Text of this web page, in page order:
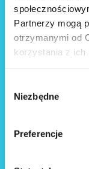
Partnerzy mogą
otrzymanymi od
korzystania z ich
zgody
Niezbędne
Preferencje